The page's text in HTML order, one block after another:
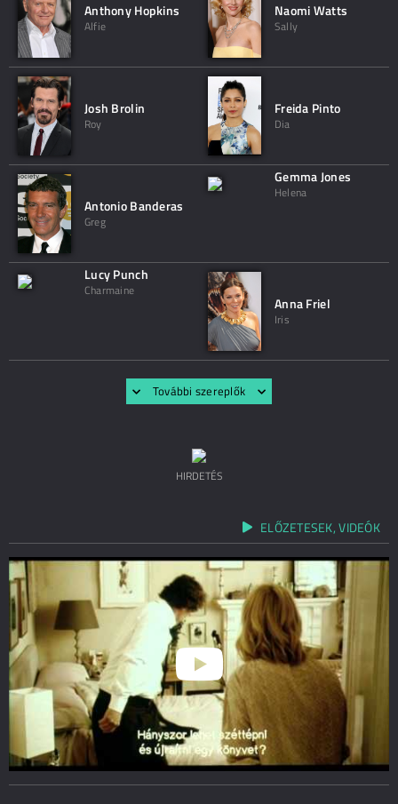
Anthony Hopkins
Alfie
Naomi Watts
Sally
Josh Brolin
Roy
Freida Pinto
Dia
Antonio Banderas
Greg
Gemma Jones
Helena
Lucy Punch
Charmaine
Anna Friel
Iris
További szereplők
HIRDETÉS
ELŐZETESEK, VIDEÓK